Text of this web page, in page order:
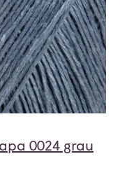
0024 grau